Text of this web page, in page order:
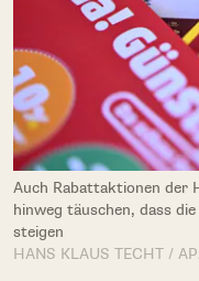
Auch Rabattaktionen der
hinweg täuschen, dass
steigen
HANS KLAUS TECHT /